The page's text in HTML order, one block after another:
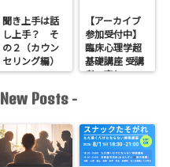
聞き上手は話
し上手？ そ
の２（カウン
セリング編）
【アーカイブ
参加受付中】
臨床心理学超
基礎講座 受講
者の声と、
New Posts -